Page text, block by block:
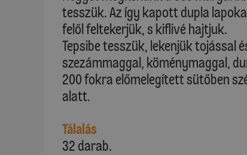
tesszük. Az így kapott dupla
felől feltekerjük, s kiflivé hajtjuk.
Tepsibe tesszük, lekenjük tojással
szezámmaggal, köménymaggal,
200 fokra előmelegített sütőben
alatt.
Tálalás
32 darab.